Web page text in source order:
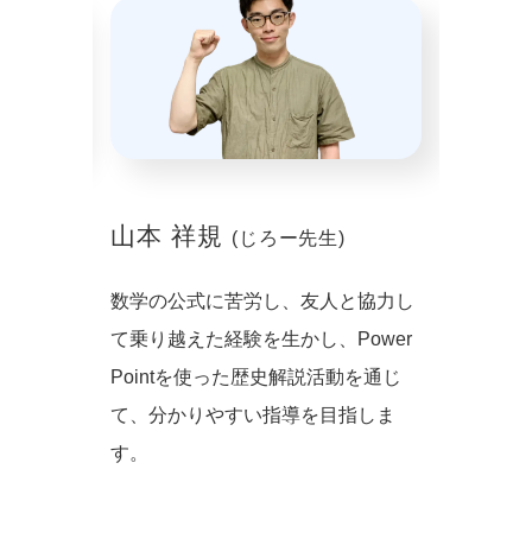
山本 祥規 (じろー先生)
数学の公式に苦労し、友人と協力し
て乗り越えた経験を生かし、Power
Pointを使った歴史解説活動を通じ
て、分かりやすい指導を目指しま
す。